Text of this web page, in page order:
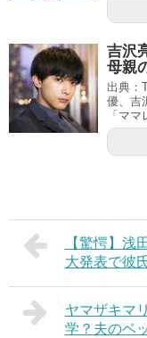
吉沢
母親
出典：
優、吉
「マ
【驚愕】浅
大発表で彼
ヤマザキマ
学？夫のベ